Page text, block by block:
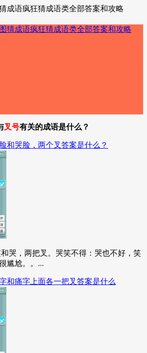
成语疯狂猜成语类全部答案和攻略
叉号有关的成语是什么？
和哭脸，两个叉答案是什么？
哭，两把叉。哭笑不得：哭也不好，笑
尴尬。。...
和痛字上面各一把叉答案是什么